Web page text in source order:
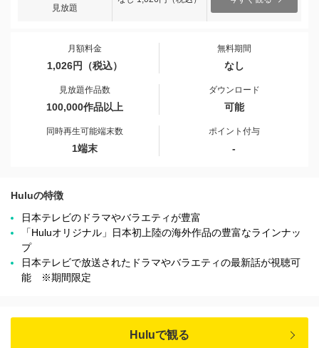
見放題
月額料金
1,026円（税込）
無料期間
なし
見放題作品数
100,000作品以上
ダウンロード
可能
同時再生可能端末数
1端末
ポイント付与
-
Huluの特徴
日本テレビのドラマやバラエティが豊富
「Huluオリジナル」日本初上陸の海外作品の豊富なラインナッ
プ
日本テレビで放送されたドラマやバラエティの最新話が視聴可
能 ※期間限定
Huluで観る